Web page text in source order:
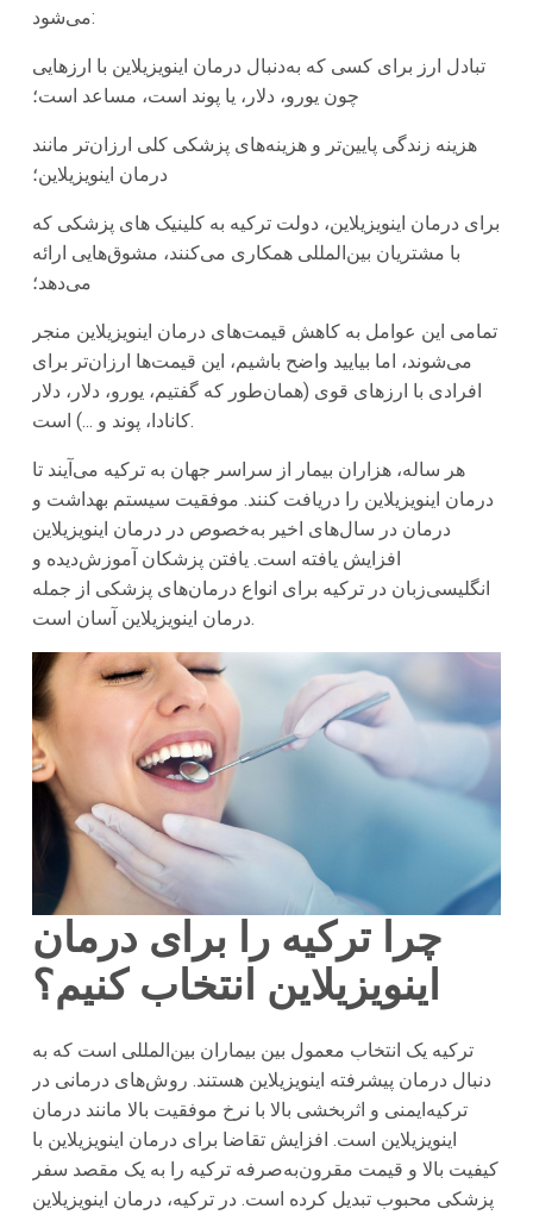
می‌شود:
تبادل ارز برای کسی که به‌دنبال درمان اینویزیلاین با ارزهایی
چون یورو، دلار، یا پوند است، مساعد است؛
هزینه زندگی پایین‌تر و هزینه‌های پزشکی کلی ارزان‌تر مانند
درمان اینویزیلاین؛
برای درمان اینویزیلاین، دولت ترکیه‌ به کلینیک های پزشکی که
با مشتریان بین‌المللی همکاری می‌کنند، مشوق‌هایی ارائه
می‌دهد؛
تمامی این عوامل به کاهش قیمت‌های درمان اینویزیلاین منجر
می‌شوند، اما بیایید واضح باشیم، این قیمت‌ها ارزان‌تر برای
افرادی با ارزهای قوی (همان‌طور که گفتیم، یورو، دلار، دلار
کانادا، پوند و ...) است.
هر ساله، هزاران بیمار از سراسر جهان به ترکیه می‌آیند تا
درمان اینویزیلاین را دریافت کنند. موفقیت سیستم بهداشت و
درمان در سال‌های اخیر به‌خصوص در درمان اینویزیلاین
افزایش یافته است. یافتن پزشکان آموزش‌دیده و
انگلیسی‌زبان در ترکیه برای انواع درمان‌های پزشکی از جمله
درمان اینویزیلاین آسان است.
چرا ترکیه را برای درمان
اینویزیلاین انتخاب کنیم؟
ترکیه یک انتخاب معمول بین بیماران بین‌المللی است که به‌
دنبال درمان پیشرفته اینویزیلاین هستند. روش‌های درمانی در
ترکیه‌ایمنی و اثربخشی بالا با نرخ موفقیت بالا مانند درمان
اینویزیلاین است. افزایش تقاضا برای درمان اینویزیلاین با
کیفیت بالا و قیمت مقرون‌به‌صرفه ترکیه را به یک مقصد سفر
پزشکی محبوب تبدیل کرده است. در ترکیه، درمان اینویزیلاین